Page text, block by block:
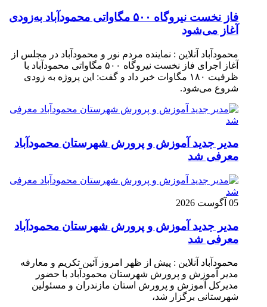
فاز نخست نیروگاه ۵۰۰ مگاواتی محمودآباد به‌زودی
آغاز می‌شود
محمودآباد آنلاین : نماینده مردم نور و محمودآباد در مجلس از
آغاز اجرای فاز نخست نیروگاه ۵۰۰ مگاواتی محمودآباد با
ظرفیت ۱۸۰ مگاوات خبر داد و گفت: این پروژه به زودی
شروع می‌شود.
مدیر جدید آموزش و پرورش شهرستان محمودآباد
معرفی شد
05 آگوست 2026
مدیر جدید آموزش و پرورش شهرستان محمودآباد
معرفی شد
محمودآباد آنلاین : پیش از ظهر امروز آئین تکریم و معارفه
مدیر آموزش و پرورش شهرستان محمودآباد با حضور
مدیرکل آموزش و پرورش استان مازندران و مسئولین
شهرستانی برگزار شد،